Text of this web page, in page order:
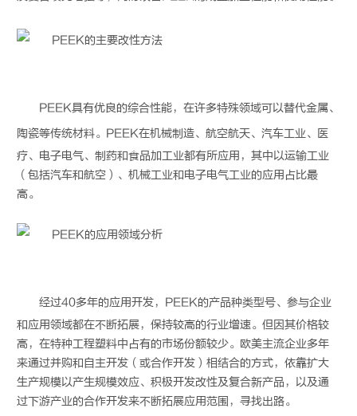
PEEK具有优良的综合性能，在许多特殊领域可以替代金属、
陶瓷等传统材料。 PEEK在机械制造、航空航天、汽车工业、医
疗、电子电气、制药和食品加工业都有所应用，其中以运输工业
（包括汽车和航空）、机械工业和电子电气工业的应用占比最
高。
经过40多年的应用开发， PEEK的产品种类型号、参与企业
和应用领域都在不断拓展，保持较高的行业增速。但因其价格较
高，在特种工程塑料中占有的市场份额较少。欧美主流企业多年
来通过并购和自主开发（或合作开发）相结合的方式，依靠扩大
生产规模以产生规模效应、积极开发改性及复合新产品，以及通
过下游产业的合作开发来不断拓展应用范围，寻找出路。